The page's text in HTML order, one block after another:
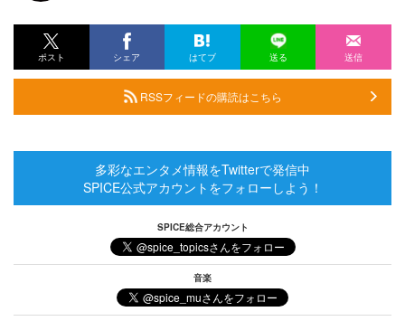
ポスト シェア はてブ 送る 送信
RSSフィードの購読はこちら
多彩なエンタメ情報をTwitterで発信中
SPICE公式アカウントをフォローしよう！
SPICE総合アカウント
音楽